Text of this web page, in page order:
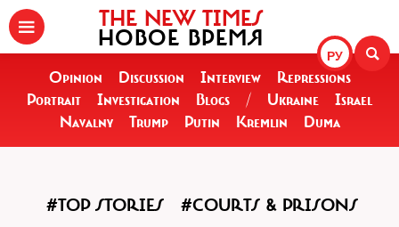
РУ
THE NEW TIMES
НОВОЕ ВРЕМЯ
Opinion Discussion Interview
Repressions
Portrait
Investigation Blogs / Ukraine
Israel
Navalny
Trump Putin Kremlin Duma
#TOP STORIES #COURTS & PRISONS